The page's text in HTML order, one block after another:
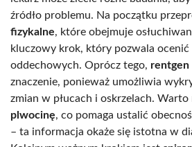
źródło problemu. Na początku
fizykalne, które obejmuje
kluczowy krok, który pozwala ocenić
oddechowych. Oprócz tego,
znaczenie, ponieważ umożliwia
zmian w płucach i oskrzelach. Warto
plwocinę, co pomaga ustalić
– ta informacja okaże się istotna w